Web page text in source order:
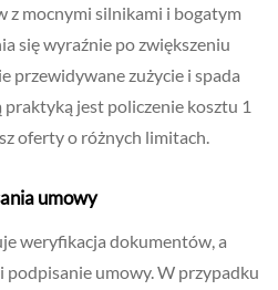
z mocnymi silnikami i bogatym
się wyraźnie po zwiększeniu
przewidywane zużycie i spada
jest policzenie kosztu 1
oferty o różnych limitach.
umowy
weryfikacja dokumentów, a
podpisanie umowy. W przypadku